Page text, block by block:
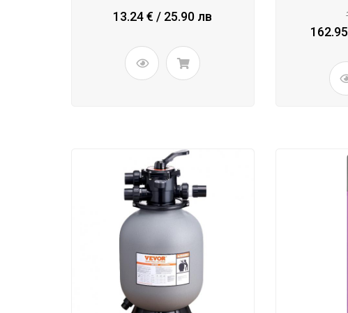
13.24 € / 25.90 лв